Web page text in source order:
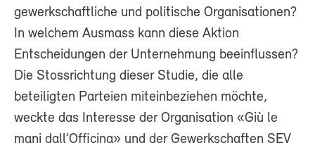
gewerkschaftliche und politische Organisationen?
In welchem Ausmass kann diese Aktion
Entscheidungen der Unternehmung beeinflussen?
Die Stossrichtung dieser Studie, die alle
beteiligten Parteien miteinbeziehen möchte,
weckte das Interesse der Organisation «Giù le
mani dall’Officina» und der Gewerkschaften SEV